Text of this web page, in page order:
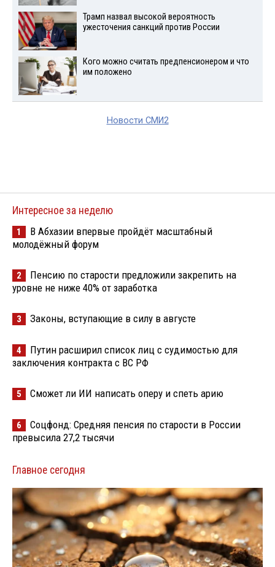
Трамп назвал высокой вероятность
ужесточения санкций против России
Кого можно считать предпенсионером и что
им положено
Новости СМИ2
Интересное за неделю
1
В Абхазии впервые пройдёт масштабный
молодёжный форум
2
Пенсию по старости предложили закрепить на
уровне не ниже 40% от заработка
3 Законы, вступающие в силу в августе
4
Путин расширил список лиц с судимостью для
заключения контракта с ВС РФ
5 Сможет ли ИИ написать оперу и спеть арию
6
Соцфонд: Средняя пенсия по старости в России
превысила 27,2 тысячи
Главное сегодня